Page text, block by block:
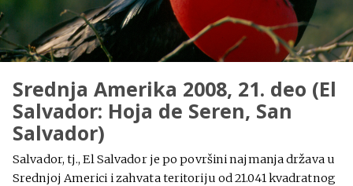
X
Instagram
YouTube
Sadržaj
Srednja Amerika 2008, 21. deo (El
Salvador: Hoja de Seren, San
Salvador)
Salvador, tj., El Salvador je po površini najmanja država u
Srednjoj Americi i zahvata teritoriju od 21.041 kvadratnog